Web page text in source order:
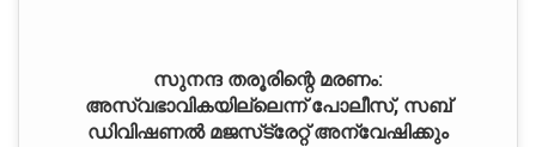
സുനന്ദ തരൂരിന്റെ മരണം:
അസ്വഭാവികയില്ലെന്ന്‌ പോലീസ്‌, സബ്‌
ഡിവിഷണല്‍ മജസ്‌ട്രേറ്റ്‌ അന്വേഷിക്കും